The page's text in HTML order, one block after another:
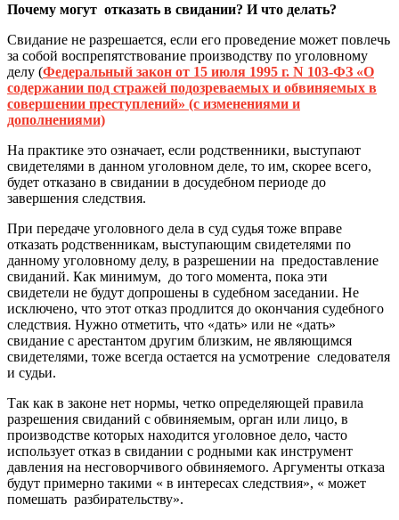
Почему могут отказать в свидании? И что делать?
Свидание не разрешается, если его проведение может повлечь
за собой воспрепятствование производству по уголовному
делу (Федеральный закон от 15 июля 1995 г. N 103-ФЗ «О
содержании под стражей подозреваемых и обвиняемых в
совершении преступлений» (с изменениями и
дополнениями)
На практике это означает, если родственники, выступают
свидетелями в данном уголовном деле, то им, скорее всего,
будет отказано в свидании в досудебном периоде до
завершения следствия.
При передаче уголовного дела в суд судья тоже вправе
отказать родственникам, выступающим свидетелями по
данному уголовному делу, в разрешении на предоставление
свиданий. Как минимум, до того момента, пока эти
свидетели не будут допрошены в судебном заседании. Не
исключено, что этот отказ продлится до окончания судебного
следствия. Нужно отметить, что «дать» или не «дать»
свидание с арестантом другим близким, не являющимся
свидетелями, тоже всегда остается на усмотрение следователя
и судьи.
Так как в законе нет нормы, четко определяющей правила
разрешения свиданий с обвиняемым, орган или лицо, в
производстве которых находится уголовное дело, часто
использует отказ в свидании с родными как инструмент
давления на несговорчивого обвиняемого. Аргументы отказа
будут примерно такими « в интересах следствия», « может
помешать разбирательству».